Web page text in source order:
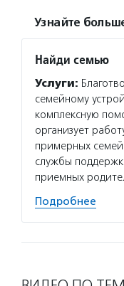
Узнайте
Найди семью
Услуги:
семейному
комплексную
организует
примерных
службы
приемных
Подробнее